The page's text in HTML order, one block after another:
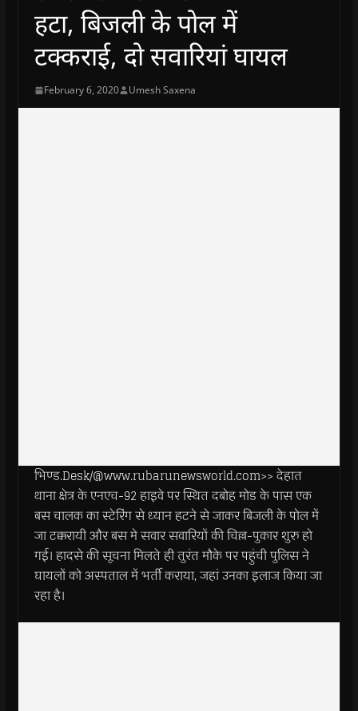
हटा, बिजली के पोल में
टक्कराई, दो सवारियां घायल
February 6, 2020 Umesh Saxena
भिण्ड.Desk/@www.rubarunewsworld.com>> देहात
थाना क्षेत्र के एनएच-92 हाइवे पर स्थित दबोह मोड के पास एक
बस चालक का स्टेरिंग से ध्यान हटने से जाकर बिजली के पोल में
जा टक्करायी और बस मे सवार सवारियों की चिल्ल-पुकार शुरु हो
गई। हादसे की सूचना मिलते ही तुरंत मौके पर पहुंची पुलिस ने
घायलों को अस्पताल में भर्ती कराया, जहां उनका इलाज किया जा
रहा है।